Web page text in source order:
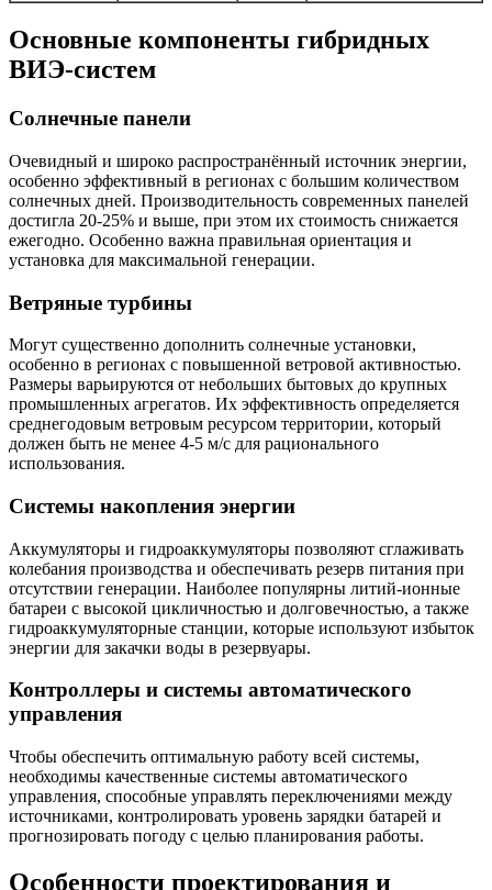
Основные компоненты гибридных
ВИЭ-систем
Солнечные панели
Очевидный и широко распространённый источник энергии,
особенно эффективный в регионах с большим количеством
солнечных дней. Производительность современных панелей
достигла 20-25% и выше, при этом их стоимость снижается
ежегодно. Особенно важна правильная ориентация и
установка для максимальной генерации.
Ветряные турбины
Могут существенно дополнить солнечные установки,
особенно в регионах с повышенной ветровой активностью.
Размеры варьируются от небольших бытовых до крупных
промышленных агрегатов. Их эффективность определяется
среднегодовым ветровым ресурсом территории, который
должен быть не менее 4-5 м/с для рационального
использования.
Системы накопления энергии
Аккумуляторы и гидроаккумуляторы позволяют сглаживать
колебания производства и обеспечивать резерв питания при
отсутствии генерации. Наиболее популярны литий-ионные
батареи с высокой цикличностью и долговечностью, а также
гидроаккумуляторные станции, которые используют избыток
энергии для закачки воды в резервуары.
Контроллеры и системы автоматического
управления
Чтобы обеспечить оптимальную работу всей системы,
необходимы качественные системы автоматического
управления, способные управлять переключениями между
источниками, контролировать уровень зарядки батарей и
прогнозировать погоду с целью планирования работы.
Особенности проектирования и